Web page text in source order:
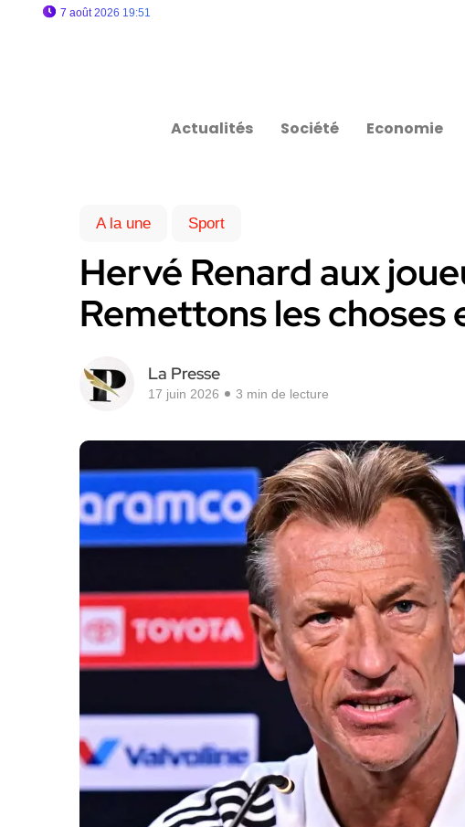
7 août 2026 19:51
Actualités Société Economie
A la une Sport
Hervé Renard aux
Remettons les choses
La Presse
17 juin 2026 3 min de lecture